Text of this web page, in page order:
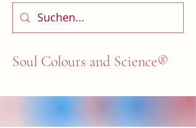
Soul Colours and Science®